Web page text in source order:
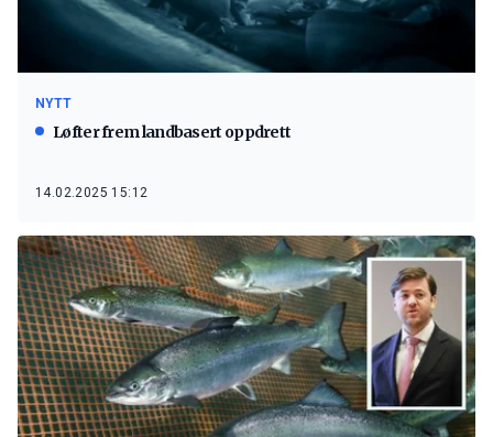
NYTT
Løfter frem landbasert oppdrett
14.02.2025 15:12